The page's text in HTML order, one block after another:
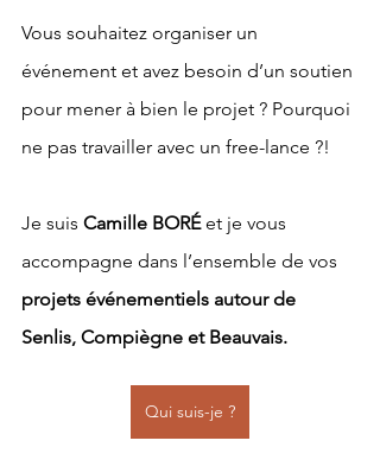
Vous souhaitez organiser un
événement et avez besoin d’un soutien
pour mener à bien le projet ? Pourquoi
ne pas travailler avec un free-lance ?!
Je suis Camille BORÉ et je vous
accompagne dans l’ensemble de vos
projets événementiels autour de
Senlis, Compiègne et Beauvais.
Qui suis-je ?